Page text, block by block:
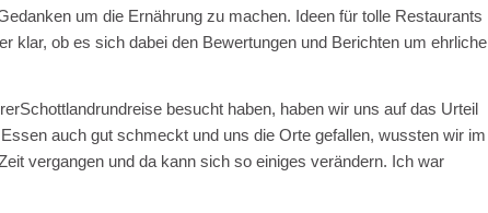
um die Ernährung zu machen. Ideen für tolle Restaurants
klar, ob es sich dabei den Bewertungen und Berichten um ehrliche
besucht haben, haben wir uns auf das Urteil
auch gut schmeckt und uns die Orte gefallen, wussten wir im
vergangen und da kann sich so einiges verändern. Ich war